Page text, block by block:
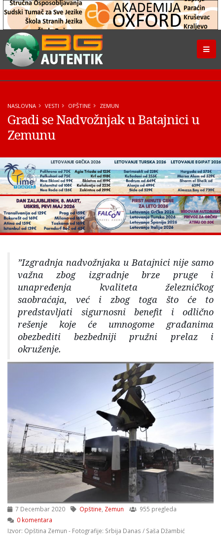
NASLOVNA VESTI OPŠTINE ZEMUN
Gradi se Nadvožnjak u Batajnici u
Zemunu
”Izgradnja nadvožnjaka u Batajnici nije samo
važna zbog izgradnje brze pruge i
unapređenja kvaliteta železničkog
saobraćaja, već i zbog toga što će to
predstavljati sigurnosni benefit i odlično
rešenje koje će umnogome građanima
obezbediti bezbedniji pružni prelaz i
okruženje.
7 Decembar 2020 Opštine Zemun
955 pregleda
0 komentara
Izvor: Opština Zemun - Fotografije: Srbija Danas / Saša Džambić